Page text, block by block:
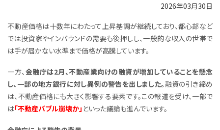
2026年03月30日
不動産価格は十数年にわたって上昇基調が継続しており、都心部など
では投資家やインバウンドの需要も後押しし、一般的な収入の世帯で
は手が届かない水準まで価格が高騰しています。
一方、金融庁は2月、不動産業向けの融資が増加していることを懸念
し、一部の地方銀行に対し異例の警告を出しました。 融資の引き締め
は、不動産価格にも大きく影響する要素です。この報道を受け、一部で
は「不動産バブル崩壊か」 といった議論も進んでいます。